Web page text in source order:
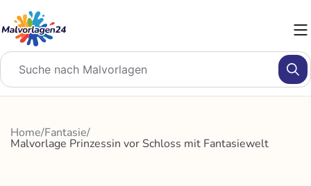
Inhalt
springen
Home/Fantasie/
Malvorlage Prinzessin vor Schloss mit Fantasiewelt